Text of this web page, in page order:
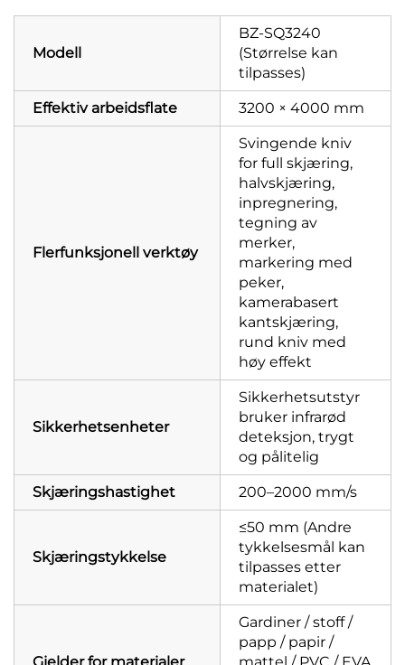
Modell
BZ-SQ3240
(Størrelse kan
tilpasses)
Effektiv arbeidsflate 3200 × 4000 mm
Flerfunksjonell verktøy
Svingende kniv
for full skjæring,
halvskjæring,
inpregnering,
tegning av
merker,
markering med
peker,
kamerabasert
kantskjæring,
rund kniv med
høy effekt
Sikkerhetsenheter
Sikkerhetsutstyr
bruker infrarød
deteksjon, trygt
og pålitelig
Skjæringshastighet 200–2000 mm/s
Skjæringstykkelse
≤50 mm (Andre
tykkelsesmål kan
tilpasses etter
materialet)
Gardiner / stoff /
papp / papir /